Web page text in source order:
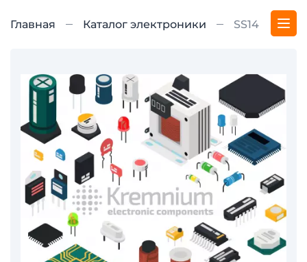
Главная Каталог электроники SS14